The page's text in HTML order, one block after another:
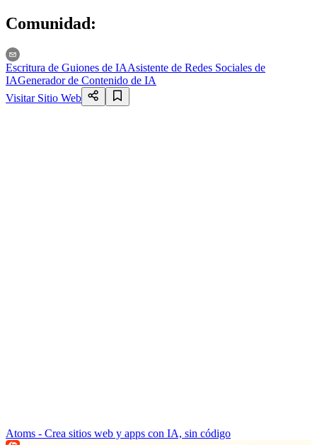
Comunidad:
Escritura de Guiones de IAAsistente de Redes Sociales de
IAGenerador de Contenido de IA
Visitar Sitio Web
Atoms - Crea sitios web y apps con IA, sin código